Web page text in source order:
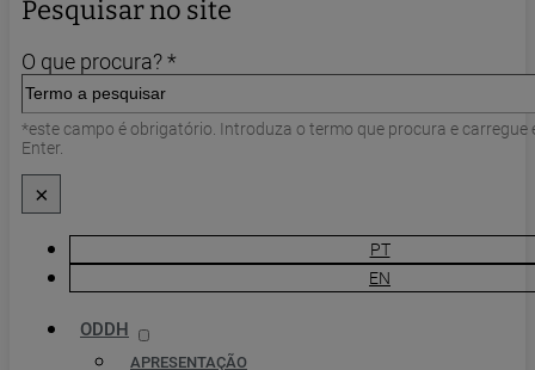
Pesquisar no site
O que procura? *
*este campo é obrigatório. Introduza o termo que procura e carregue
Enter.
×
PT
EN
ODDH
APRESENTAÇÃO